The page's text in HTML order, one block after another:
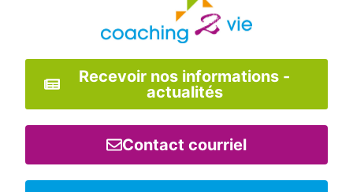
Recevoir nos informations -
actualités
Contact courriel